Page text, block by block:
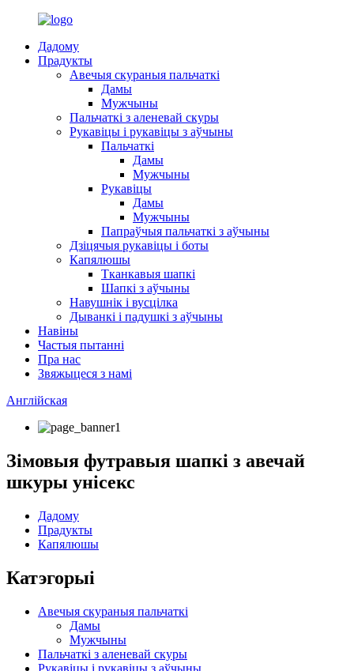
Дадому
Прадукты
Авечыя скураныя пальчаткі
Дамы
Мужчыны
Пальчаткі з аленевай скуры
Рукавіцы і рукавіцы з аўчыны
Пальчаткі
Дамы
Мужчыны
Рукавіцы
Дамы
Мужчыны
Папраўчыя пальчаткі з аўчыны
Дзіцячыя рукавіцы і боты
Капялюшы
Тканкавыя шапкі
Шапкі з аўчыны
Навушнік і вусцілка
Дыванкі і падушкі з аўчыны
Навіны
Частыя пытанні
Пра нас
Звяжыцеся з намі
Англійская
Зімовыя футравыя шапкі з авечай
шкуры унісекс
Дадому
Прадукты
Капялюшы
Катэгорыі
Авечыя скураныя пальчаткі
Дамы
Мужчыны
Пальчаткі з аленевай скуры
Рукавіцы і рукавіцы з аўчыны